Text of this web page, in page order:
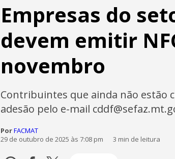
Empresas do
devem emitir
novembro
Contribuintes que ainda não estão
adesão pelo e-mail
PorFACMAT
29 de outubro de 2025 às 7:08 pm
3 min de leitura